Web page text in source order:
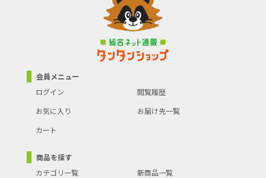
会員メニュー
ログイン
閲覧履歴
お気に入り
お届け先一覧
カート
商品を探す
カテゴリ一覧
新商品一覧